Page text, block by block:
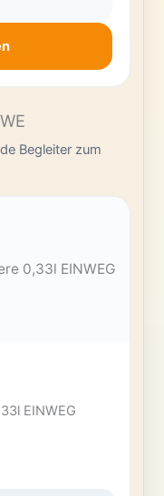
Begleiter zum
EINWEG